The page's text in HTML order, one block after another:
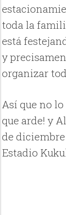
toda la
está
y
organizar
Así que no lo
que arde! y
de
Estadio